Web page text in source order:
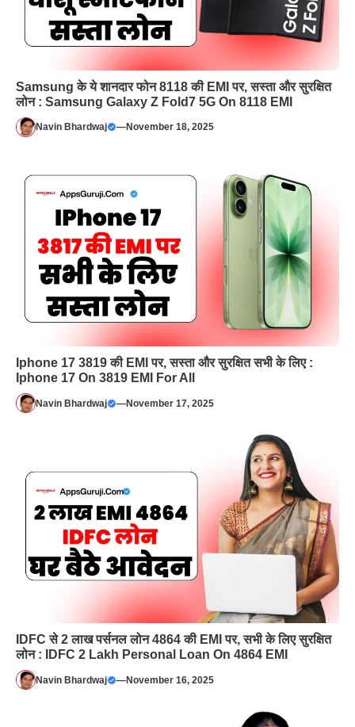
Samsung के ये शानदार फोन 8118 की EMI पर, सस्ता और सुरक्षित
लोन : Samsung Galaxy Z Fold7 5G On 8118 EMI
Navin Bhardwaj —November 18, 2025
Iphone 17 3819 की EMI पर, सस्ता और सुरक्षित सभी के लिए :
Iphone 17 On 3819 EMI For All
Navin Bhardwaj —November 17, 2025
IDFC से 2 लाख पर्सनल लोन 4864 की EMI पर, सभी के लिए सुरक्षित
लोन : IDFC 2 Lakh Personal Loan On 4864 EMI
Navin Bhardwaj —November 16, 2025